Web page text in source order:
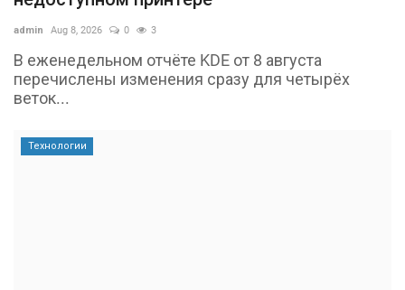
admin Aug 8, 2026 0 3
В еженедельном отчёте KDE от 8 августа
перечислены изменения сразу для четырёх
веток...
Технологии